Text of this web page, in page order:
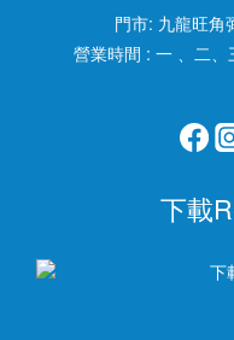
門市: 九龍旺角
營業時間 : 一 、二
下載